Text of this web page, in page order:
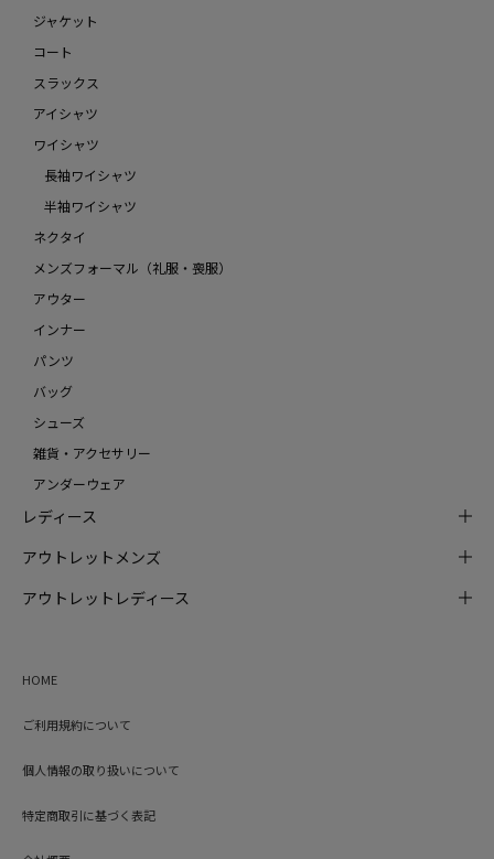
ジャケット
コート
スラックス
アイシャツ
ワイシャツ
長袖ワイシャツ
半袖ワイシャツ
ネクタイ
メンズフォーマル（礼服・喪服）
アウター
インナー
パンツ
バッグ
シューズ
雑貨・アクセサリー
アンダーウェア
レディース
アウトレットメンズ
アウトレットレディース
HOME
ご利用規約について
個人情報の取り扱いについて
特定商取引に基づく表記